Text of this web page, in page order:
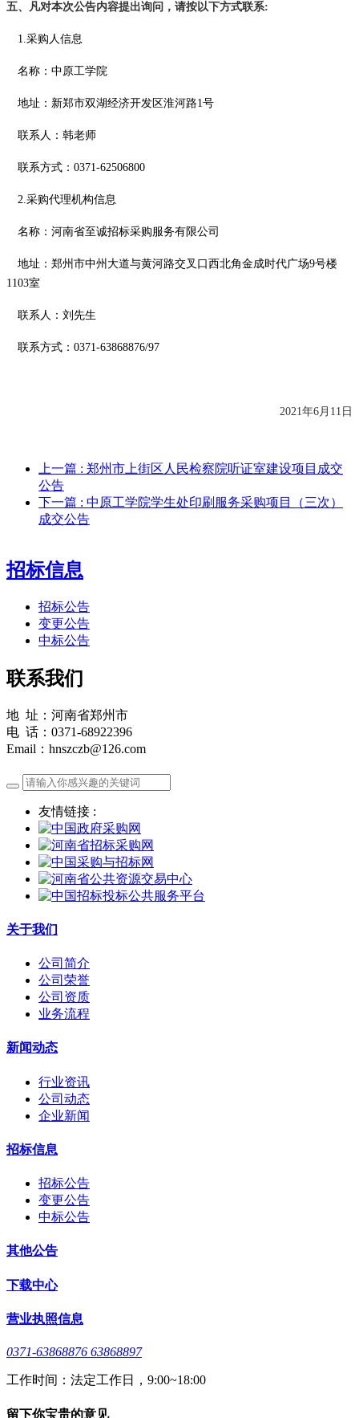
五、凡对本次公告内容提出询问，请按以下方式联系:
1.采购人信息
名称：中原工学院
地址：新郑市双湖经济开发区淮河路1号
联系人：韩老师
联系方式： 0371-62506800
2.采购代理机构信息
名称：河南省至诚招标采购服务有限公司
地址：郑州市中州大道与黄河路交叉口西北角金成时代广场9号楼
1103室
联系人： 刘先生
联系方式： 0371-63868876/97
2021年6月 11 日
上一篇 : 郑州市上街区人民检察院听证室建设项目成交
公告
下一篇 : 中原工学院学生处印刷服务采购项目（三次）
成交公告
招标信息
招标公告
变更公告
中标公告
联系我们
地 址：河南省郑州市
电 话：0371-68922396
Email：hnszczb@126.com
友情链接 :
关于我们
公司简介
公司荣誉
公司资质
业务流程
新闻动态
行业资讯
公司动态
企业新闻
招标信息
招标公告
变更公告
中标公告
其他公告
下载中心
营业执照信息
0371-63868876 63868897
工作时间：法定工作日，9:00~18:00
留下你宝贵的意见